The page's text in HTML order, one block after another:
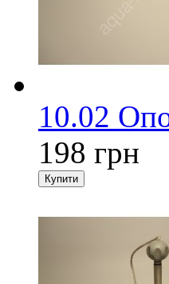
10.02
198 грн